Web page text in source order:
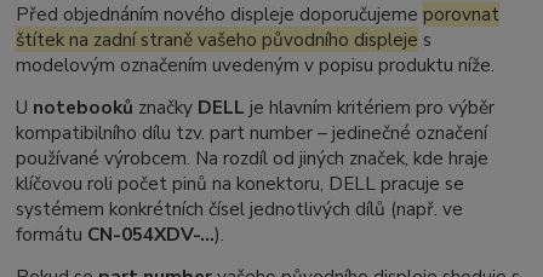
Před objednáním nového displeje doporučujeme porovnat
štítek na zadní straně vašeho původního displeje s
modelovým označením uvedeným v popisu produktu níže.
U notebooků značky DELL je hlavním kritériem pro výběr
kompatibilního dílu tzv. part number– jedinečné označení
používané výrobcem. Na rozdíl od jiných značek, kde hraje
klíčovou roli počet pinů na konektoru, DELL pracuje se
systémem konkrétních čísel jednotlivých dílů (např. ve
formátu CN-054XDV-...).